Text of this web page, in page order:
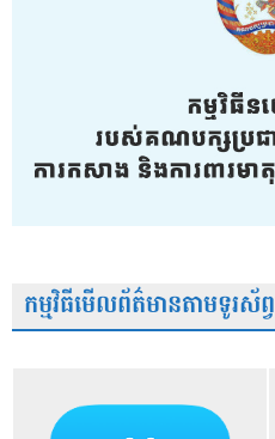
កម្មវិធីមើលព័ត៌មានតាមទូរស័ព្វ